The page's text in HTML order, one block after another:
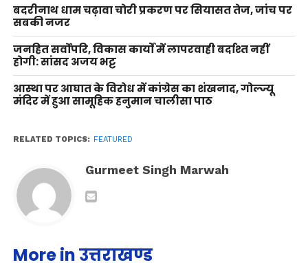
बदरीनाथ धाम चढ़ावा चोरी प्रकरण पर सियासत तेज, जांच पर
सबकी नजर
जनहित सर्वोपरि, विकास कार्यों में लापरवाही बर्दाश्त नहीं
होगी: सांसद अजय भट्ट
आस्था पर आघात के विरोध में कांग्रेस का शंखनाद, गोल्ज्यू
मंदिर में हुआ सामूहिक हनुमान चालीसा पाठ
RELATED TOPICS: FEATURED
Gurmeet Singh Marwah
More in उत्तराखण्ड